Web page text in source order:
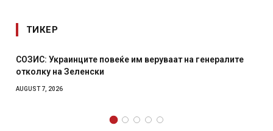
ТИКЕР
СОЗИС: Украинците повеќе им веруваат на генералите
отколку на Зеленски
AUGUST 7, 2026